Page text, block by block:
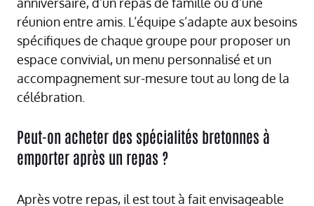
réunion entre amis. L’équipe s’adapte aux besoins
spécifiques de chaque groupe pour proposer un
espace convivial, un menu personnalisé et un
accompagnement sur-mesure tout au long de la
célébration.
Peut-on acheter des spécialités bretonnes à
emporter après un repas ?
Après votre repas, il est tout à fait envisageable